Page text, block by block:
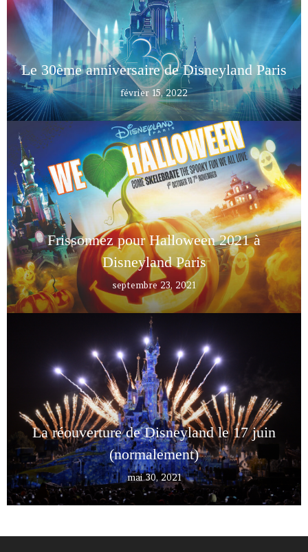
Le 30ème anniversaire de Disneyland Paris
février 15, 2022
Frissonnez pour Halloween 2021 à
Disneyland Paris
septembre 23, 2021
La réouverture de Disneyland le 17 juin
(normalement)
mai 30, 2021